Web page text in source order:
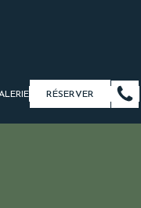
RÉSERVER